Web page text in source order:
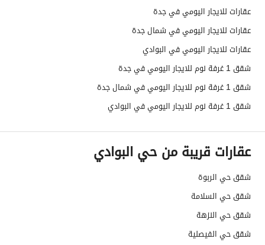
عقارات للايجار اليومي في جدة
عقارات للايجار اليومي في شمال جدة
عقارات للايجار اليومي في البوادي
شقق 1 غرفة نوم للايجار اليومي في جدة
شقق 1 غرفة نوم للايجار اليومي في شمال جدة
شقق 1 غرفة نوم للايجار اليومي في البوادي
عقارات قريبة من حي البوادي
شقق حي الربوة
شقق حي السلامة
شقق حي النزهة
شقق حي الفيصلية